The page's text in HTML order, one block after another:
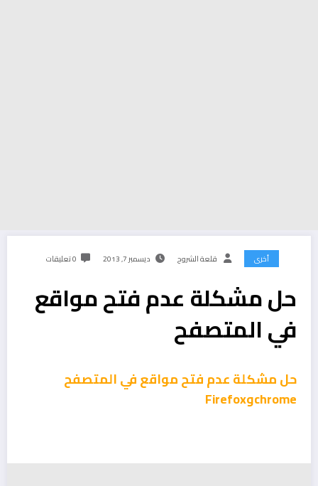
أخرى قلعة الشروح ديسمبر 7, 2013 0 تعليقات
حل مشكلة عدم فتح مواقع
في المتصفح
حل مشكلة عدم فتح مواقع في المتصفح
chromeوFirefox